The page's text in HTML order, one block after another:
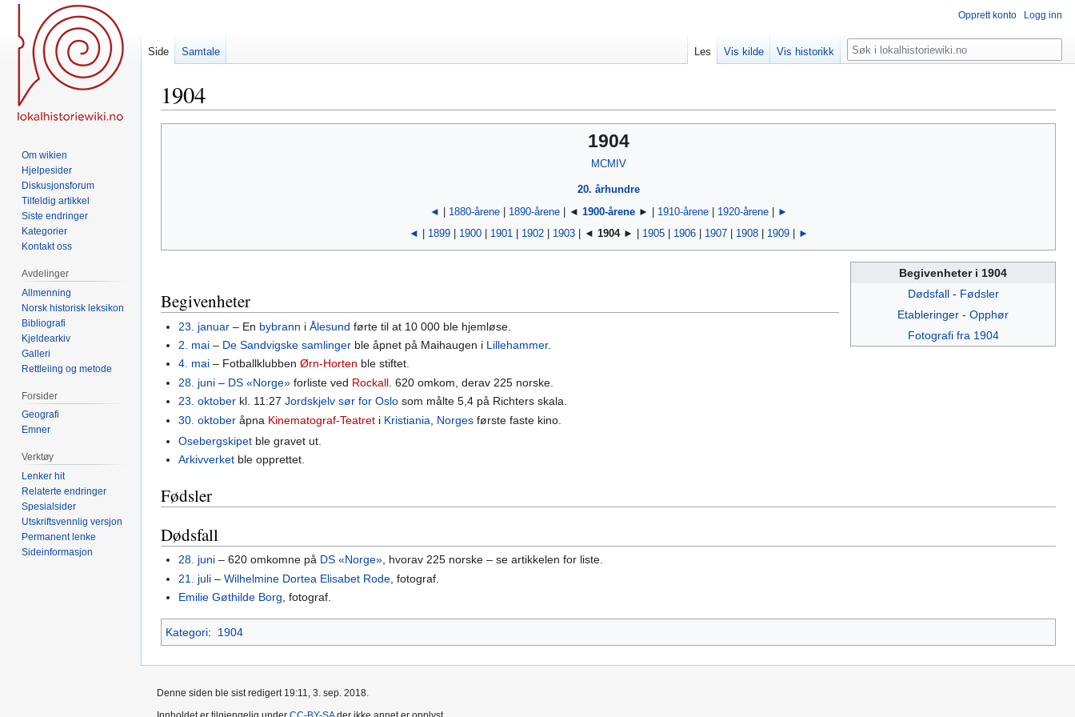
1904
1904
MCMIV
20. århundre
◄ | 1880-årene| 1890-årene| ◄ 1900-årene► | 1910-årene| 1920-årene| ►
◄
1899| 1900| 1901| 1902| 1903| ◄ 1904► | 1905| 1906| 1907| 1908| 1909| ►
Begivenheter i 1904
Dødsfall- Fødsler
Etableringer - Opphør
Fotografi fra 1904
Begivenheter
23. januar – En bybrann iÅlesund førte til at 10 000 ble hjemløse.
2. mai – De Sandvigske samlinger ble åpnet på Maihaugen i Lillehammer.
4. mai – FotballklubbenØrn-Horten ble stiftet.
28. juni – DS «Norge» forliste ved Rockall . 620 omkom, derav 225 norske.
23. oktober kl. 11:27Jordskjelv sør for Oslo som målte 5,4 på Richters skala.
30. oktober åpna Kinematograf-Teatret i Kristiania Norges første faste kino.
Osebergskipet ble gravet ut.
Arkivverket ble opprettet.
Fødsler
Dødsfall
28. juni – 620 omkomne på DS «Norge», hvorav 225 norske – se artikkelen for liste.
21. juli –Wilhelmine Dortea Elisabet Rode , fotograf.
Emilie Gøthilde Borg, fotograf.
Kategori: 1904
Opprett konto Logg inn
Side Samtale Les Vis kilde Vis historikk Søk
Om wikien
Hjelpesider
Diskusjonsforum
Tilfeldig artikkel
Siste endringer
Kategorier
Kontakt oss
Avdelinger
Allmenning
Norsk historisk leksikon
Bibliografi
Kjeldearkiv
Galleri
Rettleiing og metode
Forsider
Geografi
Emner
Verktøy
Lenker hit
Relaterte endringer
Spesialsider
Utskriftsvennlig versjon
Permanent lenke
Sideinformasjon
Denne siden ble sist redigert 19:11, 3. sep. 2018.